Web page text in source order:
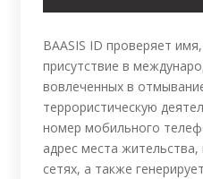
BAASIS ID проверяет
присутствие в
вовлеченных в
террористическую
номер мобильного
адрес места
сетях, а также